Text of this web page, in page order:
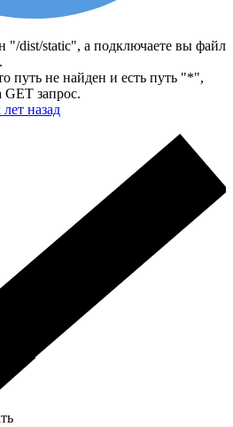
"/dist/static", а подключаете вы файл
путь не найден и есть путь "*",
GET запрос.
лет назад